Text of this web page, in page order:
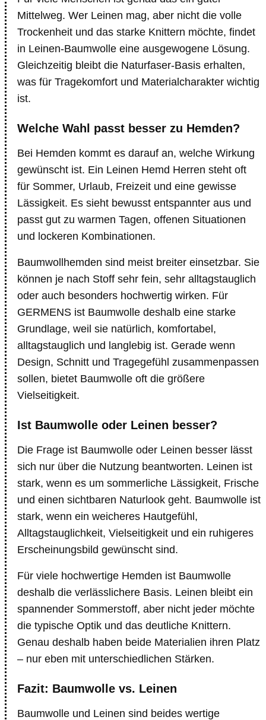
Mittelweg. Wer Leinen mag, aber nicht die volle
Trockenheit und das starke Knittern möchte, findet
in Leinen-Baumwolle eine ausgewogene Lösung.
Gleichzeitig bleibt die Naturfaser-Basis erhalten,
was für Tragekomfort und Materialcharakter wichtig
ist.
Welche Wahl passt besser zu Hemden?
Bei Hemden kommt es darauf an, welche Wirkung
gewünscht ist. Ein Leinen Hemd Herren steht oft
für Sommer, Urlaub, Freizeit und eine gewisse
Lässigkeit. Es sieht bewusst entspannter aus und
passt gut zu warmen Tagen, offenen Situationen
und lockeren Kombinationen.
Baumwollhemden sind meist breiter einsetzbar. Sie
können je nach Stoff sehr fein, sehr alltagstauglich
oder auch besonders hochwertig wirken. Für
GERMENS ist Baumwolle deshalb eine starke
Grundlage, weil sie natürlich, komfortabel,
alltagstauglich und langlebig ist. Gerade wenn
Design, Schnitt und Tragegefühl zusammenpassen
sollen, bietet Baumwolle oft die größere
Vielseitigkeit.
Ist Baumwolle oder Leinen besser?
Die Frage ist Baumwolle oder Leinen besser lässt
sich nur über die Nutzung beantworten. Leinen ist
stark, wenn es um sommerliche Lässigkeit, Frische
und einen sichtbaren Naturlook geht. Baumwolle ist
stark, wenn ein weicheres Hautgefühl,
Alltagstauglichkeit, Vielseitigkeit und ein ruhigeres
Erscheinungsbild gewünscht sind.
Für viele hochwertige Hemden ist Baumwolle
deshalb die verlässlichere Basis. Leinen bleibt ein
spannender Sommerstoff, aber nicht jeder möchte
die typische Optik und das deutliche Knittern.
Genau deshalb haben beide Materialien ihren Platz
– nur eben mit unterschiedlichen Stärken.
Fazit: Baumwolle vs. Leinen
Baumwolle und Leinen sind beides wertige